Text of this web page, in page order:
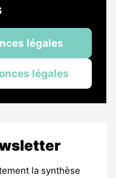
légales
légales
la synthèse